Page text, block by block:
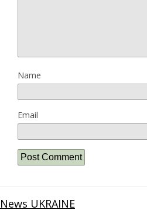
Name
Email
News UKRAINE